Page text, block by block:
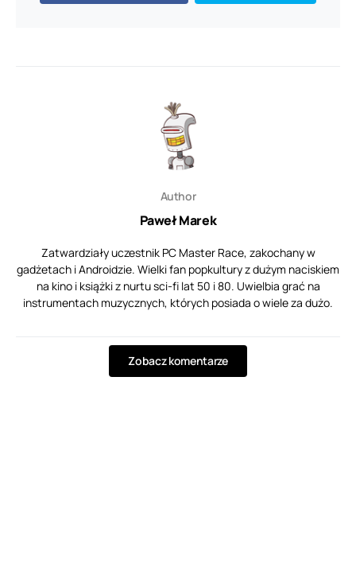
Author
Paweł Marek
Zatwardziały uczestnik PC Master Race, zakochany w
gadżetach i Androidzie. Wielki fan popkultury z dużym naciskiem
na kino i książki z nurtu sci-fi lat 50 i 80. Uwielbia grać na
instrumentach muzycznych, których posiada o wiele za dużo.
Zobacz komentarze